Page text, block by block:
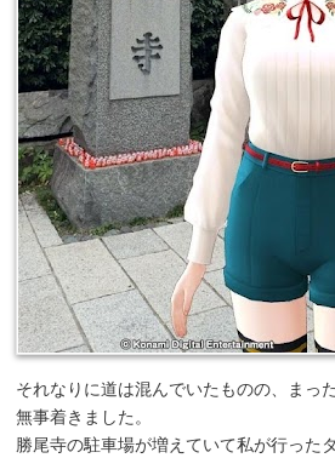
それなりに道は混んでいたものの、まっ
無事着きました。
勝尾寺の駐車場が増えていて私が行った